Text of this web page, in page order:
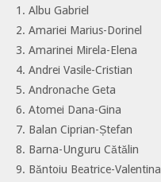
1. Albu Gabriel
2. Amariei Marius-Dorinel
3. Amarinei Mirela-Elena
4. Andrei Vasile-Cristian
5. Andronache Geta
6. Atomei Dana-Gina
7. Balan Ciprian-Ștefan
8. Barna-Unguru Cătălin
9. Băntoiu Beatrice-Valentina